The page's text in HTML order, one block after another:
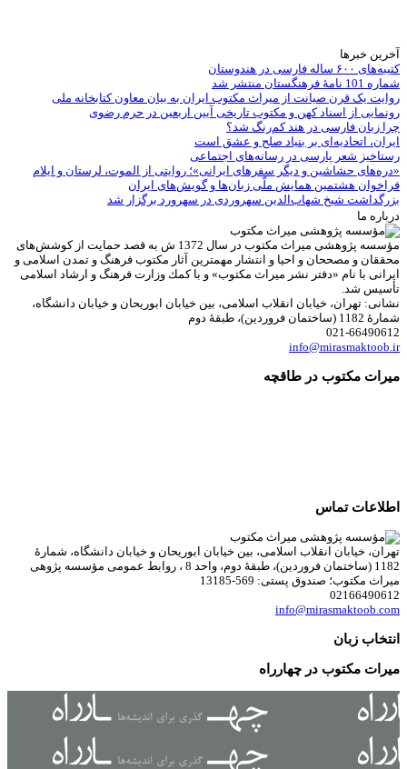
آخرین خبرها
کتیبه‌های ۶۰۰ ساله فارسی در هندوستان
شماره 101 نامۀ فرهنگستان منتشر شد
روایت یک قرن صیانت از میراث مکتوب ایران به بیان معاون کتابخانه ملی
رونمایی از اسناد کهن و مکتوب تاریخی آیین اربعین در حرم رضوی
چرا زبان فارسی در هند کم‌رنگ شد؟
ایران، اتحادیه‌ای بر بنیاد صلح و عشق است
رستاخیز شعر پارسی در رسانه‌های اجتماعی
«دره‌های حشاشین و دیگر سفرهای ایرانی»؛ روایتی از الموت، لرستان و ایلام
فراخوان هشتمین همایش ملّی زبان‌ها و گویش‌های ایران
بزرگداشت شیخ شهاب‌الدین سهروردی در سهرورد برگزار شد
درباره ما
مؤسسه پژوهشی میراث مكتوب در سال 1372 ش به قصد حمایت از كوشش‌های
محققان و مصححان و احیا و انتشار مهمترین آثار مكتوب فرهنگ و تمدن اسلامی و
ایرانی با نام «دفتر نشر میراث مكتوب» و با كمك وزارت فرهنگ و ارشاد اسلامی
تأسیس شد.
نشانی: تهران، خیابان انقلاب اسلامی، بین خیابان ابوریحان و خیابان دانشگاه،
شمارۀ 1182 (ساختمان فروردین)، طبقۀ دوم
021-66490612
info@mirasmaktoob.ir
میرات مکتوب در طاقچه
اطلاعات تماس
تهران، خیابان انقلاب اسلامی، بین خیابان ابوریحان و خیابان دانشگاه، شمارۀ
1182 (ساختمان فروردین)، طبقۀ دوم، واحد 8 ، روابط عمومی مؤسسه پژوهی
میراث مکتوب؛ صندوق پستی: 569-13185
02166490612
info@mirasmaktoob.com
انتخاب زبان
میرات مکتوب در چهارراه